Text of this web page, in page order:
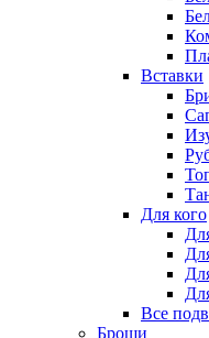
Вставки
Для кого
Все
Броши